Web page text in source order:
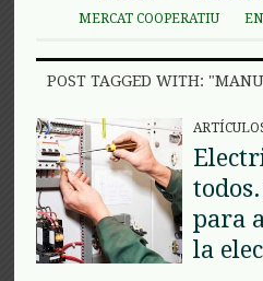
MERCAT COOPERATIU
POST TAGGED WITH:
para
la